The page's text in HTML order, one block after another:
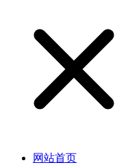
网站首页